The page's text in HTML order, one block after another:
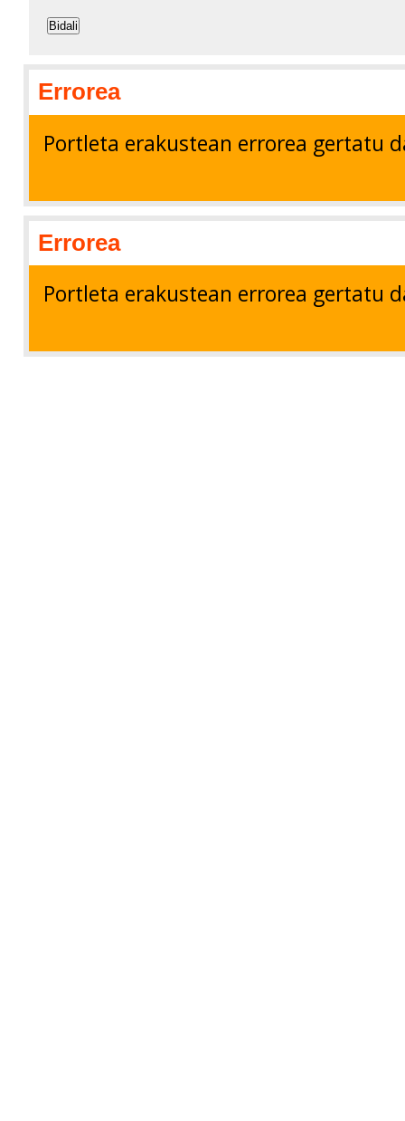
Bidali
Errorea
Portleta erakustean errorea gertatu
Errorea
Portleta erakustean errorea gertatu